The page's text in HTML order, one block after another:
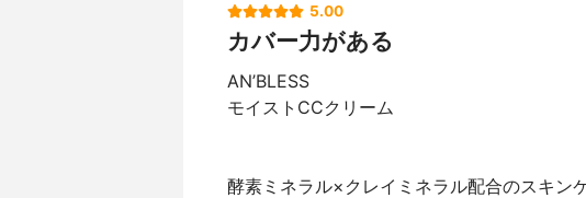
5.00
カバー力がある
AN’BLESS
モイストCCクリーム
酵素ミネラル×クレイミネラル配合のスキン